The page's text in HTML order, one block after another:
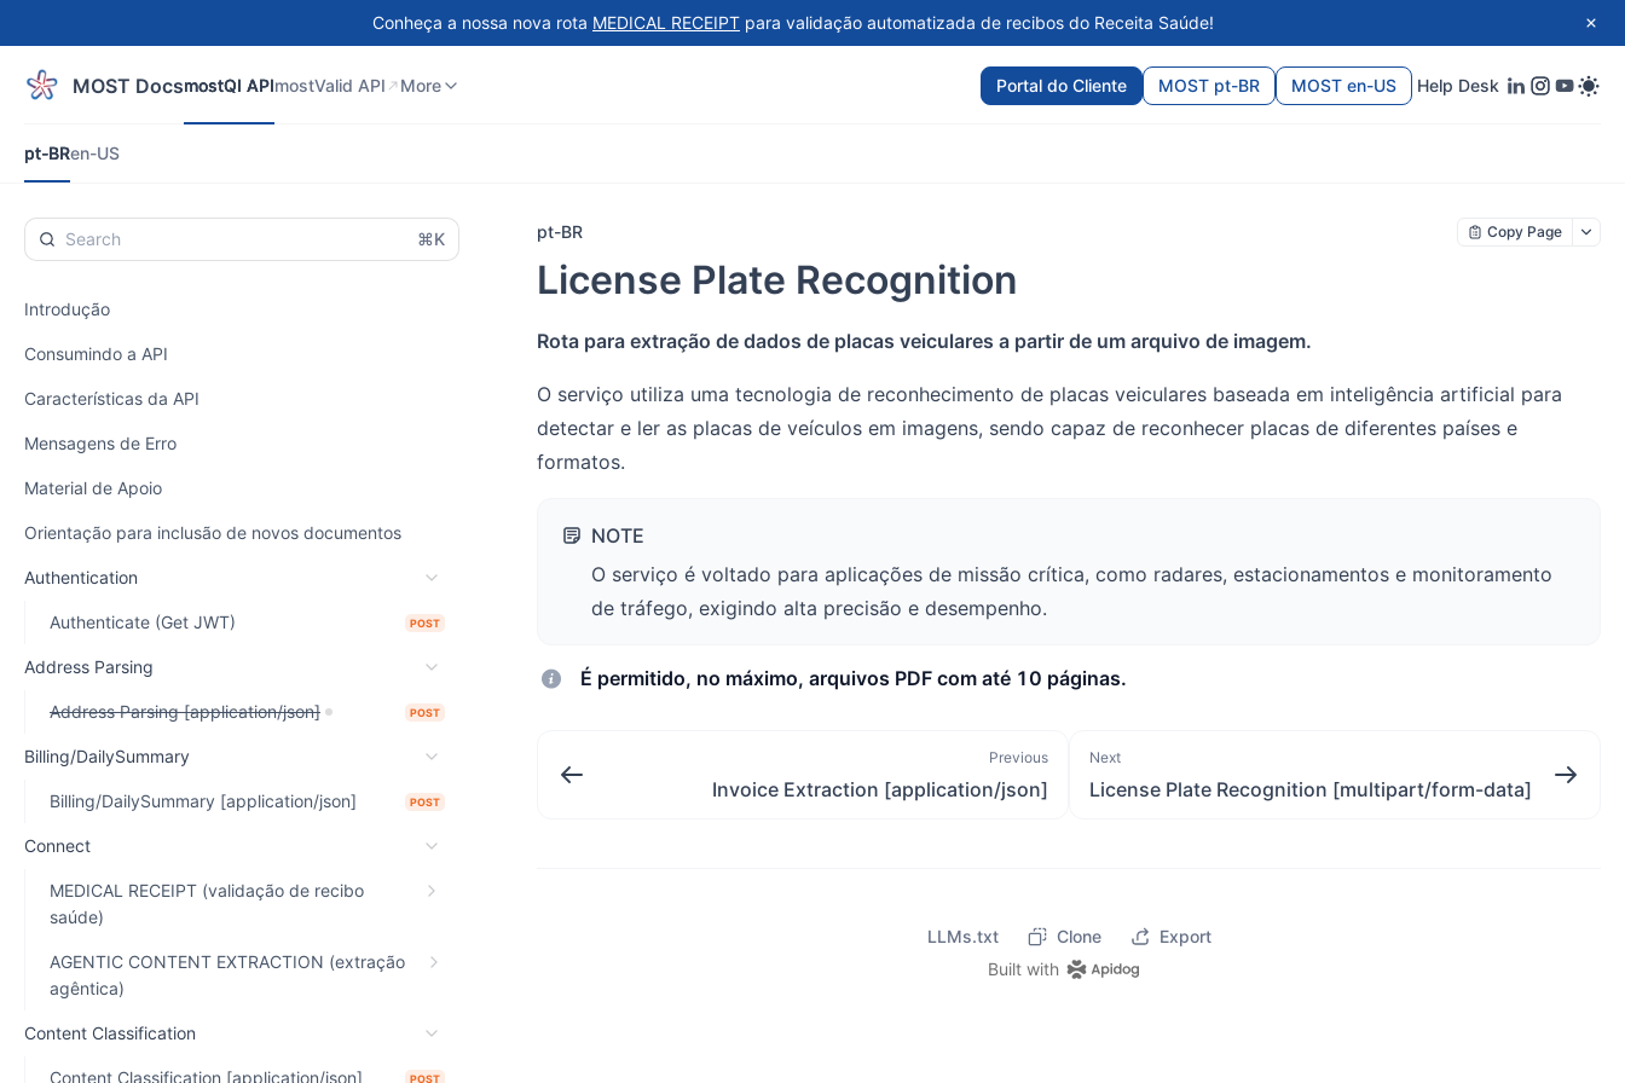
Conheça a nossa nova rota MEDICAL RECEIPT para validação automatizada de recibos do Receita Saúde!
MOST DocsmostQI APImostValid API More Portal do Cliente MOST pt-BR MOST en-US Help Desk
pt-BRen-US
⌘K
Introdução
Consumindo a API
Características da API
Mensagens de Erro
Material de Apoio
Orientação para inclusão de novos documentos
Authentication
Authenticate (Get JWT) POST
Address Parsing
Address Parsing [application/json] POST
Billing/DailySummary
Billing/DailySummary [application/json] POST
Connect
MEDICAL RECEIPT (validação de recibo
saúde)
AGENTIC CONTENT EXTRACTION (extração
agêntica)
Content Classification
Content Classification [application/json] POST
pt-BR Copy Page
License Plate Recognition
Rota para extração de dados de placas veiculares a partir de um arquivo de imagem.
O serviço utiliza uma tecnologia de reconhecimento de placas veiculares baseada em inteligência artificial para
detectar e ler as placas de veículos em imagens, sendo capaz de reconhecer placas de diferentes países e
formatos.
NOTE
O serviço é voltado para aplicações de missão crítica, como radares, estacionamentos e monitoramento
de tráfego, exigindo alta precisão e desempenho.
É permitido, no máximo, arquivos PDF com até 10 páginas.
Previous
Invoice Extraction [application/json]
Next
License Plate Recognition [multipart/form-data]
LLMs.txt Clone
Export
Built with